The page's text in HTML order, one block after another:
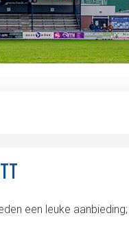
een leuke aanbieding;